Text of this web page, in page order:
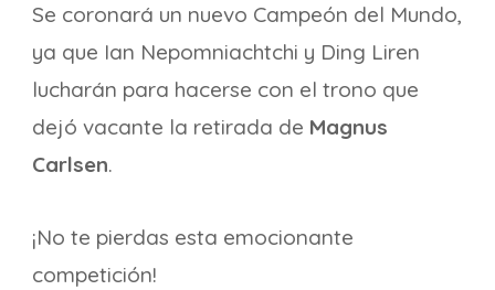
Se coronará un nuevo Campeón del Mundo,
ya que Ian Nepomniachtchi y Ding Liren
lucharán para hacerse con el trono que
dejó vacante la retirada de Magnus
Carlsen.
¡No te pierdas esta emocionante
competición!